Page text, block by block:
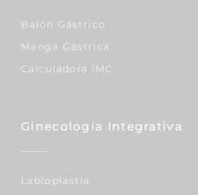
Balón Gástrico
Manga Gástrica
Calculadora IMC
Ginecología Integrativa
Labioplastia